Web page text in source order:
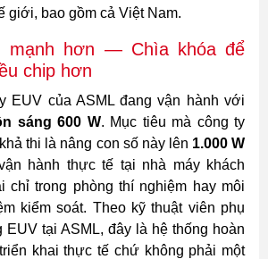
giới, bao gồm cả Việt Nam.
mạnh hơn — Chìa khóa để
chip hơn
EUV của ASML đang vận hành với
sáng 600 W. Mục tiêu mà công ty
thi là nâng con số này lên 1.000 W
hành thực tế tại nhà máy khách
chỉ trong phòng thí nghiệm hay môi
kiểm soát. Theo kỹ thuật viên phụ
EUV tại ASML, đây là hệ thống hoàn
khai thực tế chứ không phải một